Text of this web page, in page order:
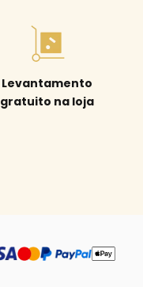
Levantamento
gratuito na loja